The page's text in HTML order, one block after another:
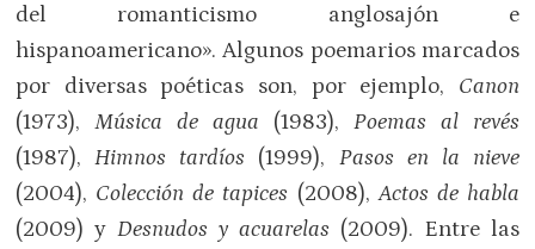
del romanticismo anglosajón e
hispanoamericano». Algunos poemarios marcados
por diversas poéticas son, por ejemplo, Canon
(1973),Música de agua (1983), Poemas al revés
(1987),Himnos tardíos (1999), Pasos en la nieve
(2004), Colección de tapices (2008),Actos de habla
(2009) yDesnudos y acuarelas (2009). Entre las